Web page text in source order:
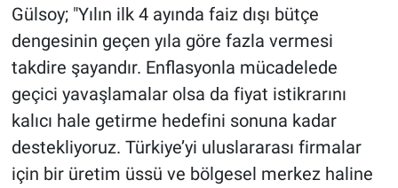
Gülsoy; "Yılın ilk 4 ayında faiz dışı bütçe
dengesinin geçen yıla göre fazla vermesi
takdire şayandır. Enflasyonla mücadelede
geçici yavaşlamalar olsa da fiyat istikrarını
kalıcı hale getirme hedefini sonuna kadar
destekliyoruz. Türkiye’yi uluslararası firmalar
için bir üretim üssü ve bölgesel merkez haline